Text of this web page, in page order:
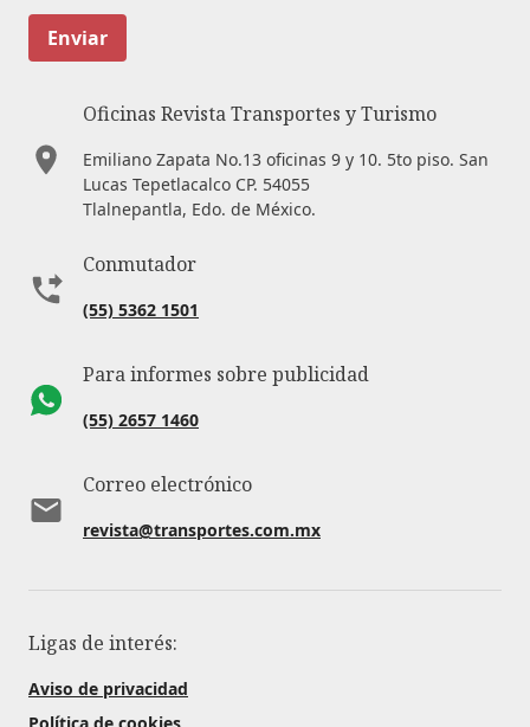
Enviar
Oficinas Revista Transportes y Turismo
Emiliano Zapata No.13 oficinas 9 y 10. 5to piso. San
Lucas Tepetlacalco CP. 54055
Tlalnepantla, Edo. de México.
Conmutador
(55) 5362 1501
Para informes sobre publicidad
(55) 2657 1460
Correo electrónico
revista@transportes.com.mx
Ligas de interés:
Aviso de privacidad
Política de cookies